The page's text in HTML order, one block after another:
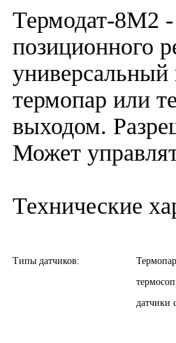
Термодат-8М2 -
позиционного
термопар или
выходом.
Может
Технические
Типы датчиков: